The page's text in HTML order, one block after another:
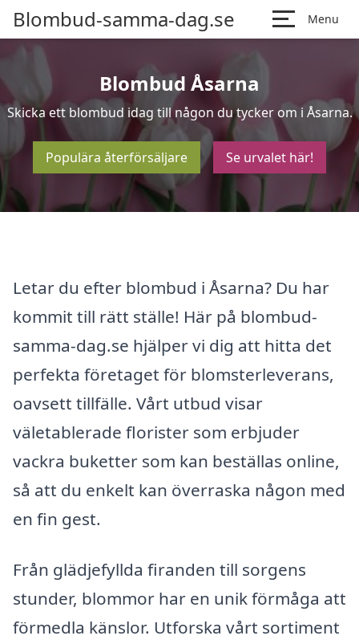
Blombud-samma-dag.se Menu
Blombud Åsarna
Skicka ett blombud idag till någon du tycker om i Åsarna.
Populära återförsäljare Se urvalet här!
Letar du efter blombud i Åsarna? Du har
kommit till rätt ställe! Här på blombud-
samma-dag.se hjälper vi dig att hitta det
perfekta företaget för blomsterleverans,
oavsett tillfälle. Vårt utbud visar
väletablerade florister som erbjuder
vackra buketter som kan beställas online,
så att du enkelt kan överraska någon med
en fin gest.
Från glädjefyllda firanden till sorgens
stunder, blommor har en unik förmåga att
förmedla känslor. Utforska vårt sortiment